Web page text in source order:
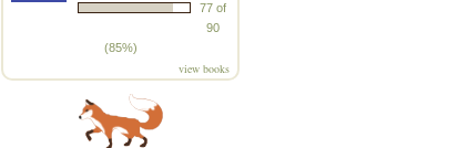
77 of
90
(85%)
view books